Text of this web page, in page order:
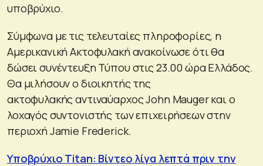
υποβρύχιο.
Σύμφωνα με τις τελευταίες πληροφορίες, η
Αμερικανική Ακτοφυλακή ανακοίνωσε ότι θα
δώσει συνέντευξη Τύπου στις 23.00 ώρα Ελλάδος.
Θα μιλήσουν ο διοικητής της
ακτοφυλακής αντιναύαρχος John Mauger και ο
λοχαγός συντονιστής των επιχειρήσεων στην
περιοχή Jamie Frederick.
Υποβρύχιο Titan: Βίντεο λίγα λεπτά πριν την